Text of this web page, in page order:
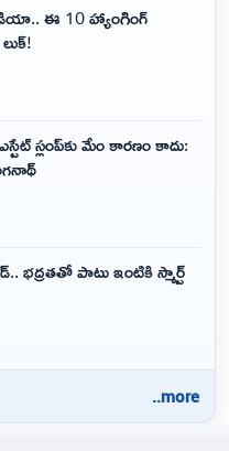
ఈ 10 హ్యాంగింగ్
స్లంప్‌కు మేం కారణం కాదు:
భద్రతతో పాటు ఇంటికి స్మార్ట్
..more